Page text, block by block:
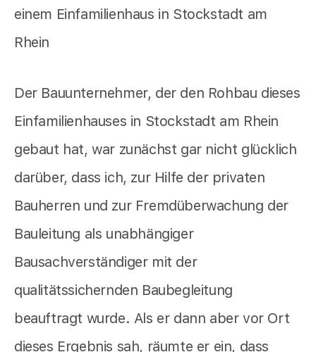
Der Bauunternehmer, der den Rohbau dieses
Einfamilienhauses in Stockstadt am Rhein
gebaut hat, war zunächst gar nicht glücklich
darüber, dass ich, zur Hilfe der privaten
Bauherren und zur Fremdüberwachung der
Bauleitung als unabhängiger
Bausachverständiger mit der
qualitätssichernden Baubegleitung
beauftragt wurde. Als er dann aber vor Ort
dieses Ergebnis sah, räumte er ein, dass